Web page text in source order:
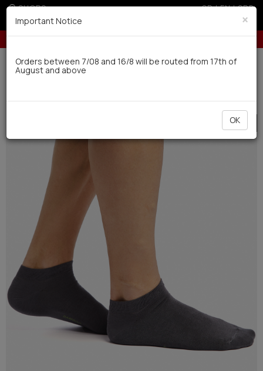
SHOPS GR|EN|SRB
5% off for orders over 250€ for EU & 300€ for non EU (sale season)
Delivery in 7-9 working days via UPS
SALE
×
Important Notice
Orders between 7/08 and 16/8 will be routed from 17th of
August and above
OK